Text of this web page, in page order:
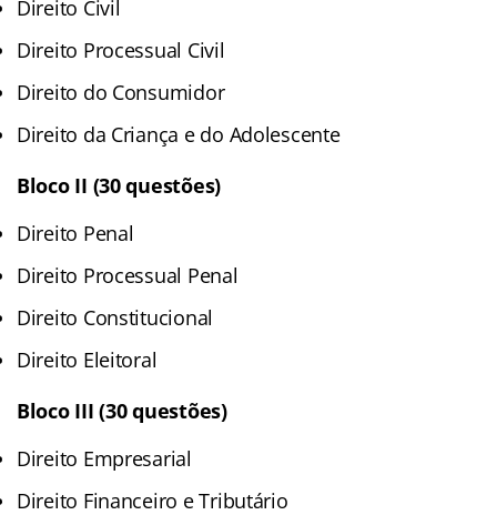
Direito Civil
Direito Processual Civil
Direito do Consumidor
Direito da Criança e do Adolescente
Bloco II (30 questões)
Direito Penal
Direito Processual Penal
Direito Constitucional
Direito Eleitoral
Bloco III (30 questões)
Direito Empresarial
Direito Financeiro e Tributário